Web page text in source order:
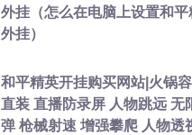
外挂（怎么在电脑上设置和平
外挂）
和平精英开挂购买网站|火锅
直装 直播防录屏 人物跳远 无
弹 枪械射速 增强攀爬 人物透